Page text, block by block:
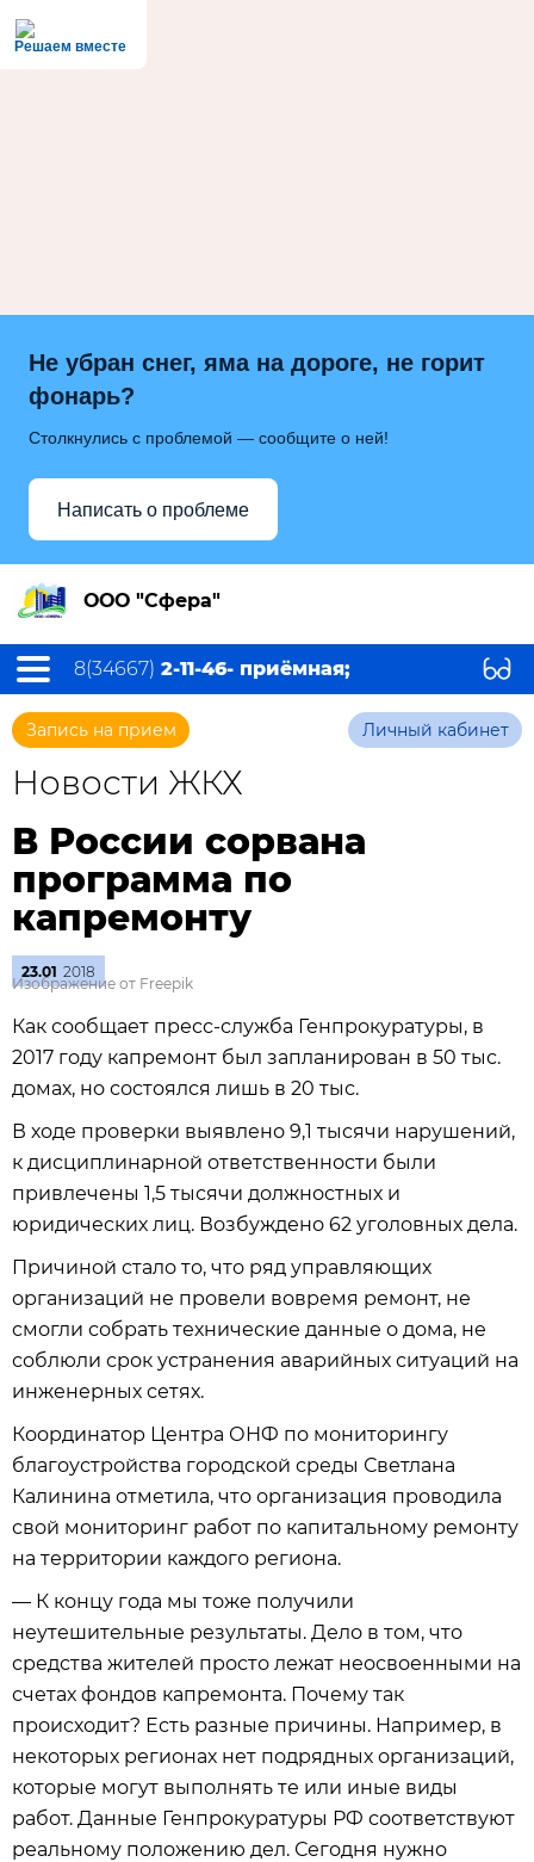
Решаем вместе
Не убран снег, яма на дороге, не горит
фонарь?
Столкнулись с проблемой — сообщите о ней!
Написать о проблеме
ООО "Сфера"
8(34667) 2-11-46- приёмная;
Запись на прием Личный кабинет
Новости ЖКХ
В России сорвана
программа по
капремонту
23.01 2018
Изображение от Freepik
Как сообщает пресс-служба Генпрокуратуры, в
2017 году капремонт был запланирован в 50 тыс.
домах, но состоялся лишь в 20 тыс.
В ходе проверки выявлено 9,1 тысячи нарушений,
к дисциплинарной ответственности были
привлечены 1,5 тысячи должностных и
юридических лиц. Возбуждено 62 уголовных дела.
Причиной стало то, что ряд управляющих
организаций не провели вовремя ремонт, не
смогли собрать технические данные о дома, не
соблюли срок устранения аварийных ситуаций на
инженерных сетях.
Координатор Центра ОНФ по мониторингу
благоустройства городской среды Светлана
Калинина отметила, что организация проводила
свой мониторинг работ по капитальному ремонту
на территории каждого региона.
— К концу года мы тоже получили
неутешительные результаты. Дело в том, что
средства жителей просто лежат неосвоенными на
счетах фондов капремонта. Почему так
происходит? Есть разные причины. Например, в
некоторых регионах нет подрядных организаций,
которые могут выполнять те или иные виды
работ. Данные Генпрокуратуры РФ соответствуют
реальному положению дел. Сегодня нужно